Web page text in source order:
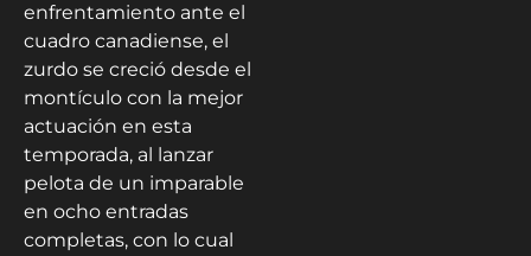
enfrentamiento ante el
cuadro canadiense, el
zurdo se creció desde el
montículo con la mejor
actuación en esta
temporada, al lanzar
pelota de un imparable
en ocho entradas
completas, con lo cual